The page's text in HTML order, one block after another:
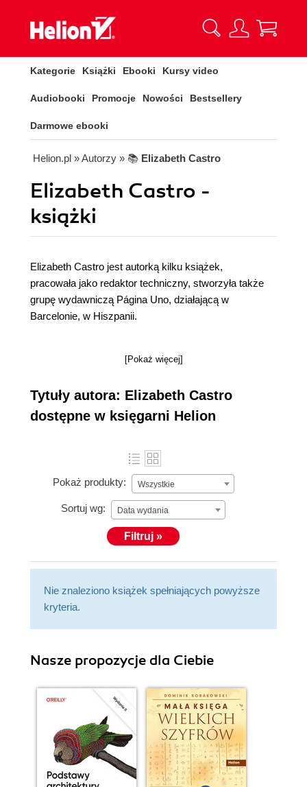
Kategorie Książki Ebooki Kursy video
Audiobooki Promocje Nowości Bestsellery
Darmowe ebooki
Helion.pl » Autorzy » 📚 Elizabeth Castro
Elizabeth Castro -
książki
Elizabeth Castro jest autorką kilku książek,
pracowała jako redaktor techniczny, stworzyła także
grupę wydawniczą Página Uno, działającą w
Barcelonie, w Hiszpanii.
[Pokaż więcej]
Tytuły autora: Elizabeth Castro
dostępne w księgarni Helion
Pokaż produkty: Wszystkie
Sortuj wg: Data wydania
Filtruj »
Nie znaleziono książek spełniających powyższe
kryteria.
Nasze propozycje dla Ciebie